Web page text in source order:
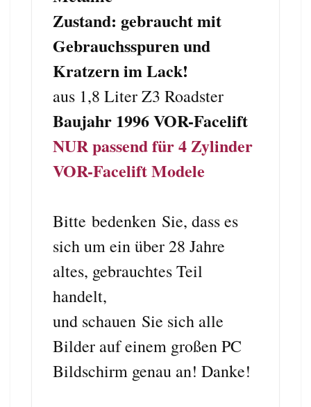
Zustand: gebraucht mit
Gebrauchsspuren und
Kratzern im Lack!
aus 1,8 Liter Z3 Roadster
Baujahr 1996 VOR-Facelift
NUR passend für 4 Zylinder
VOR-Facelift Modele
Bitte bedenken Sie, dass es
sich um ein über 28 Jahre
altes, gebrauchtes Teil
handelt,
und schauen Sie sich alle
Bilder auf einem großen PC
Bildschirm genau an! Danke!